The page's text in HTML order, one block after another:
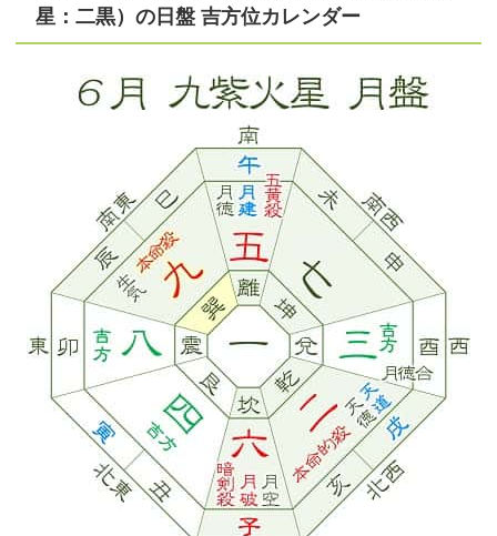
星：二黒）の日盤 吉方位カレンダー